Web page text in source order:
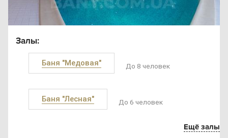
Залы:
Баня "Медовая" До 8 человек
Баня "Лесная" До 6 человек
Ещё залы